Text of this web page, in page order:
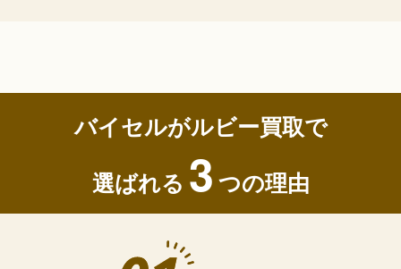
バイセルがルビー買取で
選ばれる 3つの理由